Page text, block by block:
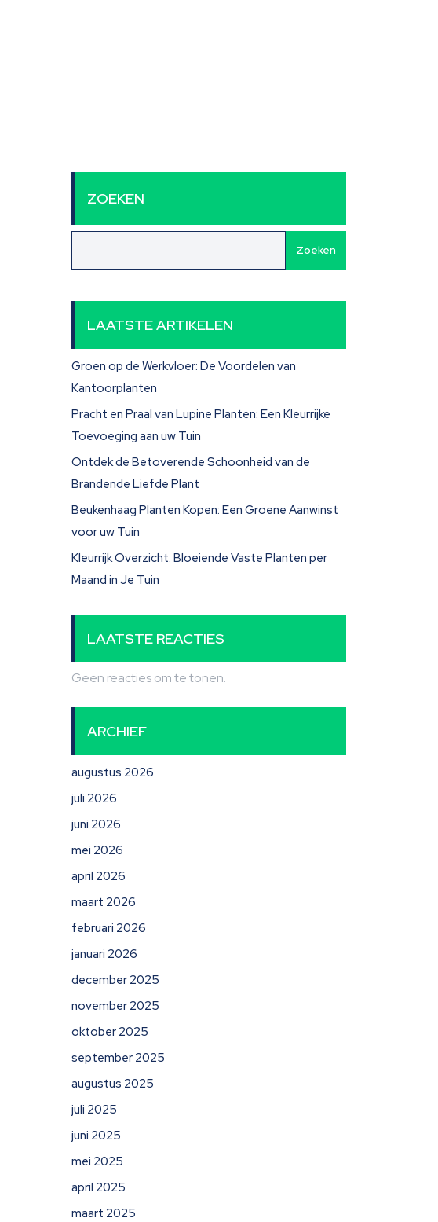
ZOEKEN
Zoeken
LAATSTE ARTIKELEN
Groen op de Werkvloer: De Voordelen van
Kantoorplanten
Pracht en Praal van Lupine Planten: Een Kleurrijke
Toevoeging aan uw Tuin
Ontdek de Betoverende Schoonheid van de
Brandende Liefde Plant
Beukenhaag Planten Kopen: Een Groene Aanwinst
voor uw Tuin
Kleurrijk Overzicht: Bloeiende Vaste Planten per
Maand in Je Tuin
LAATSTE REACTIES
Geen reacties om te tonen.
ARCHIEF
augustus 2026
juli 2026
juni 2026
mei 2026
april 2026
maart 2026
februari 2026
januari 2026
december 2025
november 2025
oktober 2025
september 2025
augustus 2025
juli 2025
juni 2025
mei 2025
april 2025
maart 2025